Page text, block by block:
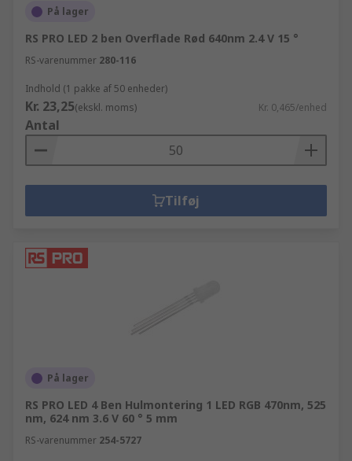
På lager
RS PRO LED 2 ben Overflade Rød 640nm 2.4 V 15 °
RS-varenummer 280-116
Indhold (1 pakke af 50 enheder)
Kr. 23,25(ekskl. moms) Kr. 0,465/enhed
Antal
Tilføj
På lager
RS PRO LED 4 Ben Hulmontering 1 LED RGB 470nm, 525
nm, 624 nm 3.6 V 60 ° 5 mm
RS-varenummer 254-5727